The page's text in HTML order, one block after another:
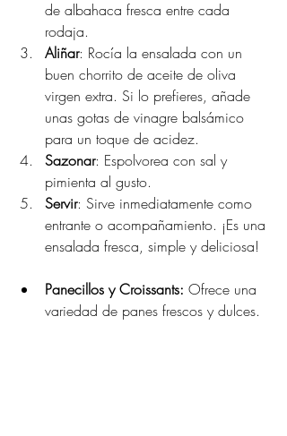
de albahaca fresca entre cada
rodaja.
Aliñar: Rocía la ensalada con un
buen chorrito de aceite de oliva
virgen extra. Si lo prefieres, añade
unas gotas de vinagre balsámico
para un toque de acidez.
Sazonar: Espolvorea con sal y
pimienta al gusto.
Servir: Sirve inmediatamente como
entrante o acompañamiento. ¡Es una
ensalada fresca, simple y deliciosa!
Panecillos y Croissants: Ofrece una
variedad de panes frescos y dulces.